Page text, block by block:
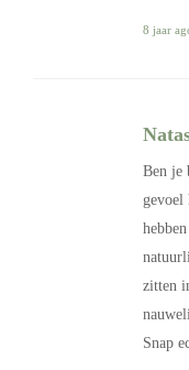
8 jaar
Ben je
gevoel
zitten
Snap